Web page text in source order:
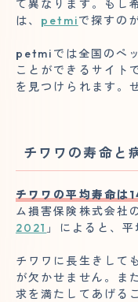
て異なります。もし
は、 petmiで探すの
petmiでは全国のペ
ことができるサイト
を見つけられます。
チワワの寿命と
チワワの平均寿命は
ム損害保険株式会社
2021 」によると、
チワワに長生きして
が欠かせません。ま
求を満たしてあげる